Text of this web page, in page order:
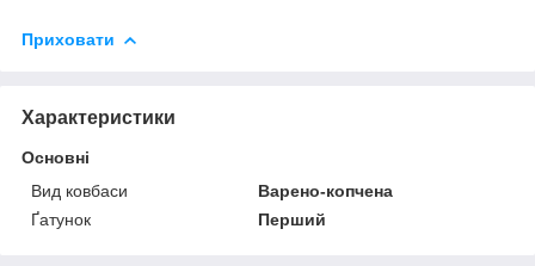
Приховати
Характеристики
Основні
Вид ковбаси
Варено-копчена
Ґатунок
Перший